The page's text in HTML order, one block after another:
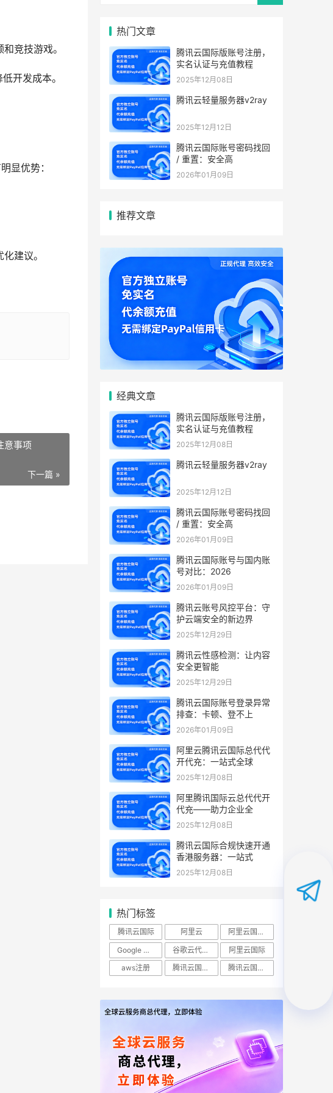
竞技游戏。
开发成本。
显优势：
建议。
意事项
下一篇 »
热门文章
腾讯云国际版账号注册，
实名认证与充值教程
2025年12月08日
腾讯云轻量服务器v2ray
2025年12月12日
腾讯云国际账号密码找回
/ 重置：安全高
2026年01月09日
推荐文章
经典文章
腾讯云国际版账号注册，
实名认证与充值教程
2025年12月08日
腾讯云轻量服务器v2ray
2025年12月12日
腾讯云国际账号密码找回
/ 重置：安全高
2026年01月09日
腾讯云国际账号与国内账
号对比：2026
2026年01月09日
腾讯云账号风控平台：守
护云端安全的新边界
2025年12月29日
腾讯云性感检测：让内容
安全更智能
2025年12月29日
腾讯云国际账号登录异常
排查：卡顿、登不上
2026年01月09日
阿里云腾讯云国际总代代
开代充：一站式全球
2025年12月08日
阿里腾讯国际云总代代开
代充——助力企业全
2025年12月08日
腾讯云国际合规快速开通
香港服务器：一站式
2025年12月08日
热门标签
腾讯云国际 阿里云
阿里云国际站
Google Cloud
谷歌云代理商
阿里云国际
aws注册
腾讯云国际实名账号 腾讯云国际账号